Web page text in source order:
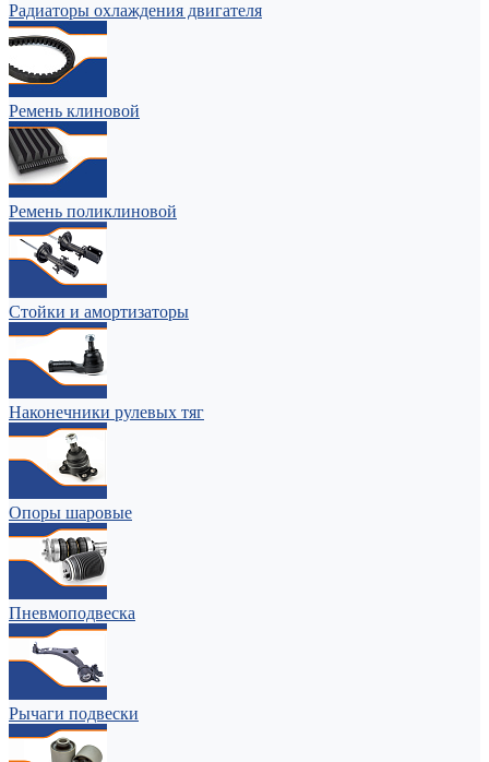
Радиаторы охлаждения двигателя
Ремень клиновой
Ремень поликлиновой
Стойки и амортизаторы
Наконечники рулевых тяг
Опоры шаровые
Пневмоподвеска
Рычаги подвески